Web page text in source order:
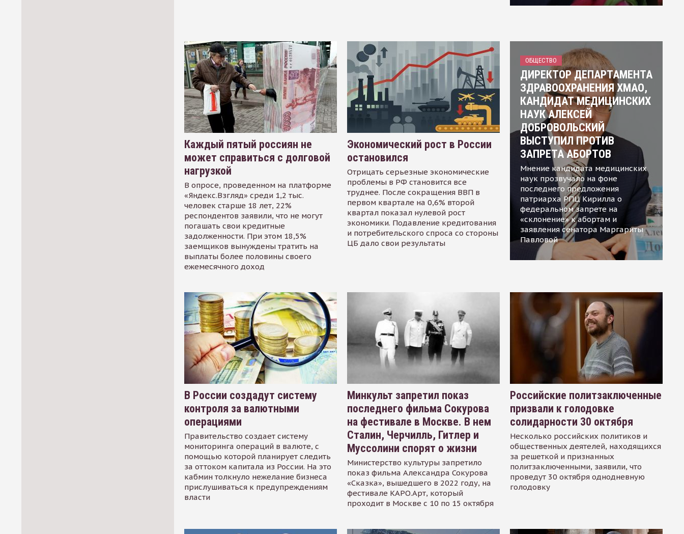
Каждый пятый россиян не
может справиться с долговой
нагрузкой
В опросе, проведенном на платформе
«Яндекс.Взгляд» среди 1,2 тыс.
человек старше 18 лет, 22%
респондентов заявили, что не могут
погашать свои кредитные
задолженности. При этом 18,5%
заемщиков вынуждены тратить на
выплаты более половины своего
ежемесячного доход
Экономический рост в России
остановился
Отрицать серьезные экономические
проблемы в РФ становится все
труднее. После сокращения ВВП в
первом квартале на 0,6% второй
квартал показал нулевой рост
экономики. Подавление кредитования
и потребительского спроса со стороны
ЦБ дало свои результаты
ОБЩЕСТВО
ДИРЕКТОР ДЕПАРТАМЕНТА
ЗДРАВООХРАНЕНИЯ ХМАО,
КАНДИДАТ МЕДИЦИНСКИХ
НАУК АЛЕКСЕЙ
ДОБРОВОЛЬСКИЙ
ВЫСТУПИЛ ПРОТИВ
ЗАПРЕТА АБОРТОВ
Мнение кандидата медицинских
наук прозвучало на фоне
последнего предложения
патриарха РПЦ Кирилла о
федеральном запрете на
«склонение» к абортам и
заявления сенатора Маргариты
Павловой
В России создадут систему
контроля за валютными
операциями
Правительство создает систему
мониторинга операций в валюте, с
помощью которой планирует следить
за оттоком капитала из России. На это
кабмин толкнуло нежелание бизнеса
прислушиваться к предупреждениям
власти
Минкульт запретил показ
последнего фильма Сокурова
на фестивале в Москве. В нем
Сталин, Черчилль, Гитлер и
Муссолини спорят о жизни
Министерство культуры запретило
показ фильма Александра Сокурова
«Сказка», вышедшего в 2022 году, на
фестивале КАРО.Арт, который
проходит в Москве с 10 по 15 октября
Российские политзаключенные
призвали к голодовке
солидарности 30 октября
Несколько российских политиков и
общественных деятелей, находящихся
за решеткой и признанных
политзаключенными, заявили, что
проведут 30 октября однодневную
голодовку